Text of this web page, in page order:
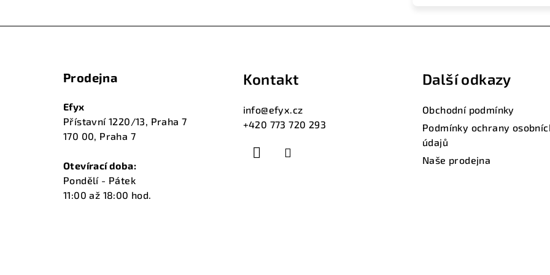
Prodejna
Efyx
Přístavní 1220/13, Praha 7
170 00, Praha 7
Otevírací doba:
Pondělí - Pátek
11:00 až 18:00 hod.
Kontakt
info@efyx.cz
+420 773 720 293
Další odkazy
Obchodní podmínky
Podmínky ochrany
údajů
Naše prodejna